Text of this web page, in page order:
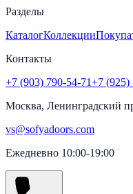
Разделы
КаталогКоллекции
Контакты
+7 (903) 790-54-71+7 (925)
Москва, Ленинградский
vs@sofyadoors.com
Ежедневно 10:00-19:00